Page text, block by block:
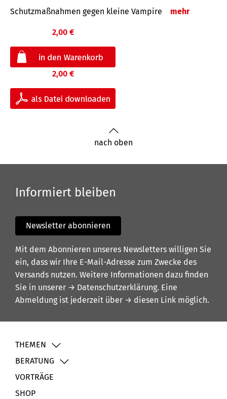
Schutz­maß­nahmen gegen kleine Vampire mehr
2,00 €
2,00 €
nach oben
Informiert bleiben
Newsletter abonnieren
Mit dem Abonnieren unseres Newsletters willigen Sie
ein, dass wir Ihre E-Mail-Adresse zum Zwecke des
Versands nutzen. Weitere Informationen dazu finden
Sie in unserer → Datenschutzerklärung. Eine
Abmeldung ist jederzeit über → diesen Link möglich.
THEMEN
BERATUNG
VORTRÄGE
SHOP